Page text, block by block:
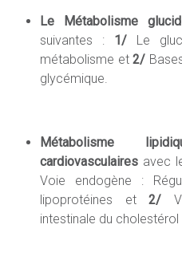
Le Métabolisme
suivantes : 1/ Le
métabolisme et2/
glycémique.
Métabolisme
cardiovasculaires avec
Voie endogène :
lipoprotéines
et 2/
intestinale du